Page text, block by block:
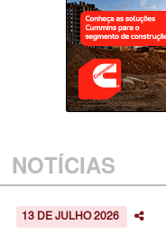
NOTÍCIAS
13 DE JULHO 2026